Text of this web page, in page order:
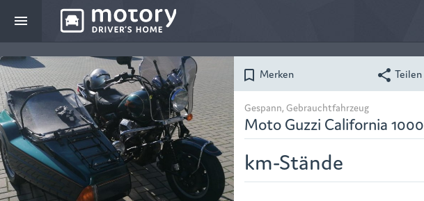
menu
bookmark_border Merken share Teilen
Gespann, Gebrauchtfahrzeug
Moto Guzzi California
km-Stände